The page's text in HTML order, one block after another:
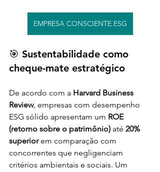
EMPRESA CONSCIENTE ESG
🎯 Sustentabilidade como
cheque-mate estratégico
De acordo com a Harvard Business
Review, empresas com desempenho
ESG sólido apresentam um ROE
(retorno sobre o patrimônio) até 20%
superior em comparação com
concorrentes que negligenciam
critérios ambientais e sociais. Um